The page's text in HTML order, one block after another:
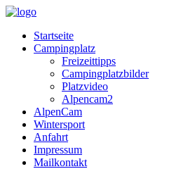
Startseite
Campingplatz
Freizeittipps
Campingplatzbilder
Platzvideo
Alpencam2
AlpenCam
Wintersport
Anfahrt
Impressum
Mailkontakt